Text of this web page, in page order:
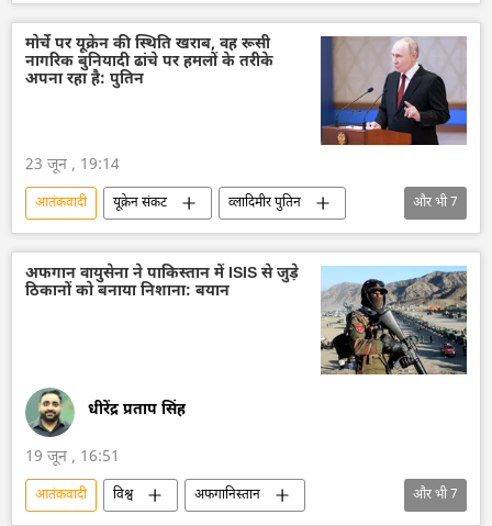
रूस
मास्को
यूक्रेन सशस्त्र बल
यूक्रेन
यूक्रेन की सुरक्षा सेवा (SBU)
यूक्रेन का जवाबी हमला
मोर्चे पर यूक्रेन की स्थिति खराब, वह रूसी
नागरिक बुनियादी ढांचे पर हमलों के तरीके
अपना रहा है: पुतिन
23 जून , 19:14
आतंकवादी यूक्रेन संकट
व्लादिमीर पुतिन
रूस
रूसी सेना
विशेष सैन्य अभियान
आतंकवाद
आतंकी हमले
यूक्रेन सशस्त्र बल
और भी7
अफगान वायुसेना ने पाकिस्तान में ISIS से जुड़े
ठिकानों को बनाया निशाना: बयान
धीरेंद्र प्रताप सिंह
19 जून , 16:51
आतंकवादी विश्व
अफगानिस्तान
और भी7